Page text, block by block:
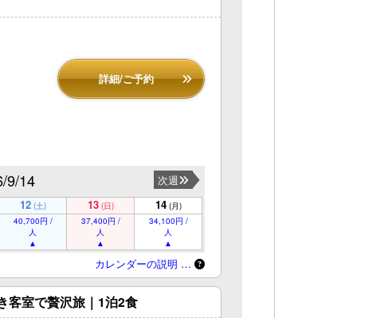
詳細/ご予約
9/14
次週
12 (土) 13 (日) 14 (月)
40,700円 /
人
37,400円 /
人
34,100円 /
人
カレンダーの説明 …
客室で贅沢旅｜1泊2食